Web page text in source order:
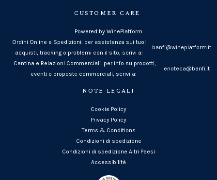
CUSTOMER CARE
Powered by WinePlatform
Ordini Online e Spedizioni: per assistenza sui tuoi
acquisti, tracking o problemi con il sito, scrivi a:
banfi@wineplatform.it
Cantina e Relazioni Commerciali: per info su prodotti,
eventi o proposte commerciali, scrivi a:
enoteca@banfi.it
NOTE LEGALI
Cookie Policy
Privacy Policy
Terms & Conditions
Condizioni di spedizione
Condizioni di spedizione Altri Paesi
Accessibilità